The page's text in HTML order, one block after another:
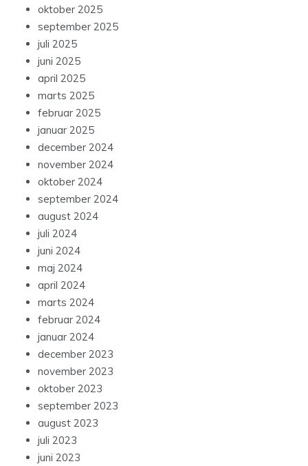
oktober 2025
september 2025
juli 2025
juni 2025
april 2025
marts 2025
februar 2025
januar 2025
december 2024
november 2024
oktober 2024
september 2024
august 2024
juli 2024
juni 2024
maj 2024
april 2024
marts 2024
februar 2024
januar 2024
december 2023
november 2023
oktober 2023
september 2023
august 2023
juli 2023
juni 2023